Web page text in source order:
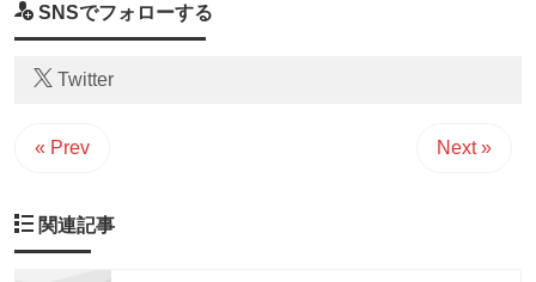
SNSでフォローする
Twitter
« Prev Next »
関連記事